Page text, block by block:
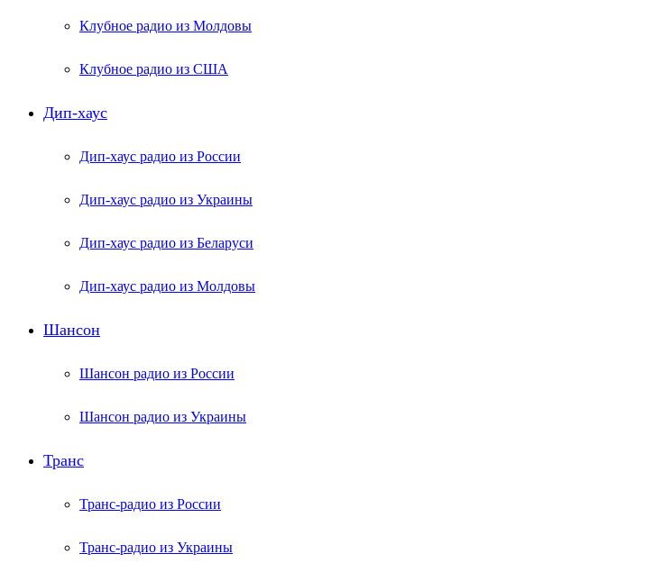
Клубное радио из Молдовы
Клубное радио из США
Дип-хаус
Дип-хаус радио из России
Дип-хаус радио из Украины
Дип-хаус радио из Беларуси
Дип-хаус радио из Молдовы
Шансон
Шансон радио из России
Шансон радио из Украины
Транс
Транс-радио из России
Транс-радио из Украины